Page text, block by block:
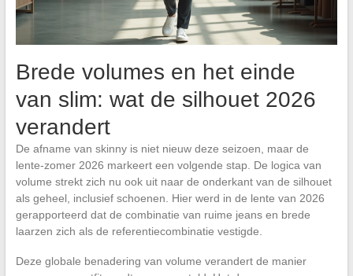
Brede volumes en het einde
van slim: wat de silhouet 2026
verandert
De afname van skinny is niet nieuw deze seizoen, maar de
lente-zomer 2026 markeert een volgende stap. De logica van
volume strekt zich nu ook uit naar de onderkant van de silhouet
als geheel, inclusief schoenen. Hier werd in de lente van 2026
gerapporteerd dat de combinatie van ruime jeans en brede
laarzen zich als de referentiecombinatie vestigde.
Deze globale benadering van volume verandert de manier